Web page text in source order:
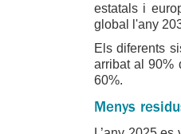
estatals i
global l'any
Els diferents
arribat al 90%
60%.
Menys